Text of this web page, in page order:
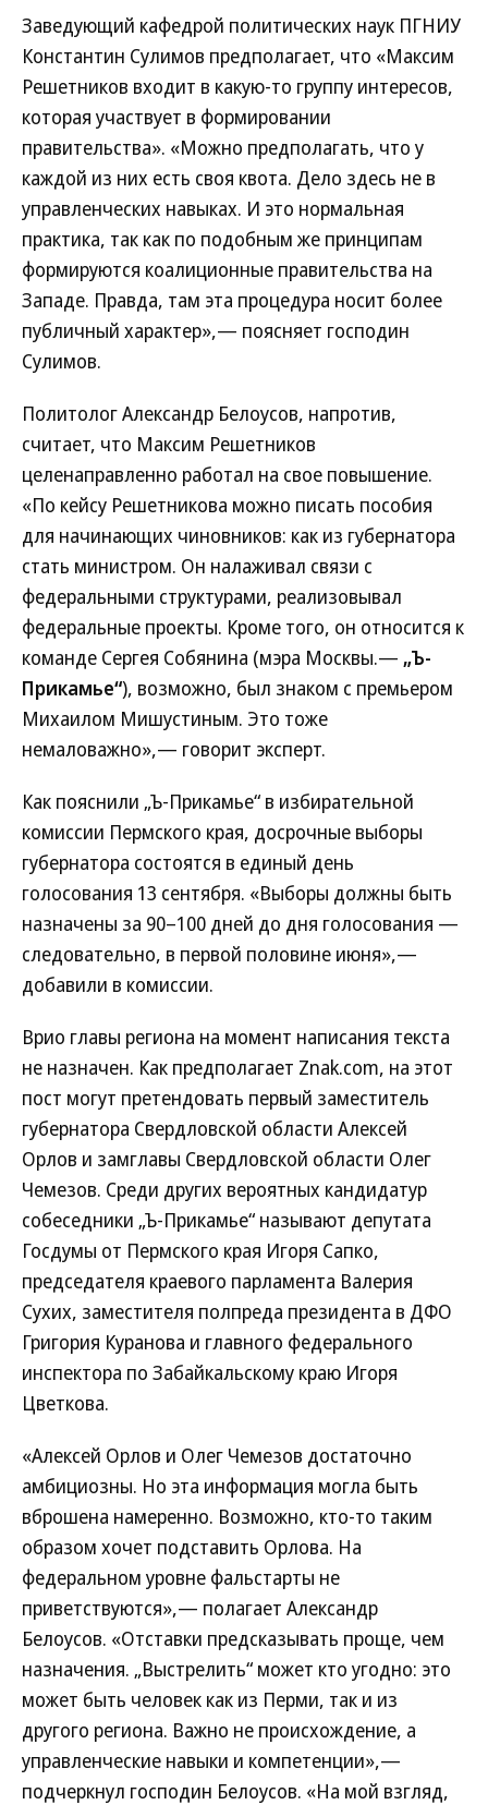
Заведующий кафедрой политических наук ПГНИУ
Константин Сулимов предполагает, что «Максим
Решетников входит в какую-то группу интересов,
которая участвует в формировании
правительства». «Можно предполагать, что у
каждой из них есть своя квота. Дело здесь не в
управленческих навыках. И это нормальная
практика, так как по подобным же принципам
формируются коалиционные правительства на
Западе. Правда, там эта процедура носит более
публичный характер»,— поясняет господин
Сулимов.
Политолог Александр Белоусов, напротив,
считает, что Максим Решетников
целенаправленно работал на свое повышение.
«По кейсу Решетникова можно писать пособия
для начинающих чиновников: как из губернатора
стать министром. Он налаживал связи с
федеральными структурами, реализовывал
федеральные проекты. Кроме того, он относится к
команде Сергея Собянина (мэра Москвы.— „Ъ-
Прикамье“), возможно, был знаком с премьером
Михаилом Мишустиным. Это тоже
немаловажно»,— говорит эксперт.
Как пояснили „Ъ-Прикамье“ в избирательной
комиссии Пермского края, досрочные выборы
губернатора состоятся в единый день
голосования 13 сентября. «Выборы должны быть
назначены за 90–100 дней до дня голосования —
следовательно, в первой половине июня»,—
добавили в комиссии.
Врио главы региона на момент написания текста
не назначен. Как предполагает Znak.com, на этот
пост могут претендовать первый заместитель
губернатора Свердловской области Алексей
Орлов и замглавы Сверд­ловской области Олег
Чемезов. Среди других вероятных кандидатур
собеседники „Ъ-Прикамье“ называют депутата
Госдумы от Пермского края Игоря Сапко,
председателя краевого парламента Валерия
Сухих, заместителя полпреда президента в ДФО
Григория Куранова и главного федерального
инспектора по Забайкальскому краю Игоря
Цветкова.
«Алексей Орлов и Олег Чемезов достаточно
амбициозны. Но эта информация могла быть
вброшена намеренно. Возможно, кто-то таким
образом хочет подставить Орлова. На
федеральном уровне фальстарты не
приветствуются»,— полагает Александр
Белоусов. «Отставки предсказывать проще, чем
назначения. „Выстрелить“ может кто угодно: это
может быть человек как из Перми, так и из
другого региона. Важно не происхождение, а
управленческие навыки и компетенции»,—
подчеркнул господин Белоусов. «На мой взгляд,